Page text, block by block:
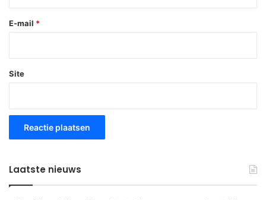
E-mail *
Site
Laatste nieuws